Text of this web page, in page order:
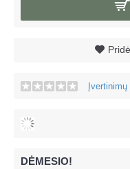
Įvertinimų
DĖMESIO!